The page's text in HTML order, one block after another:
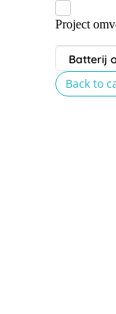
Project
Batterij
Back to